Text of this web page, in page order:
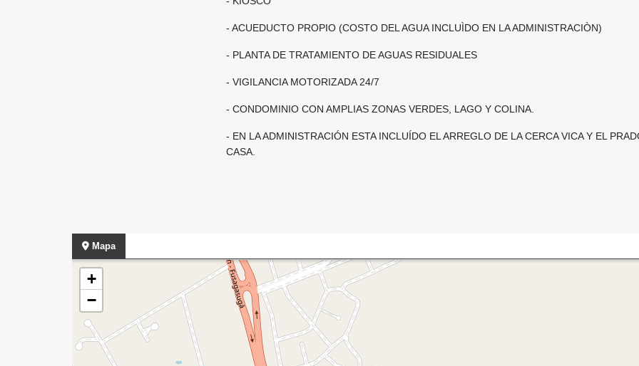
- ACUEDUCTO PROPIO (COSTO DEL AGUA INCLUÌDO EN LA ADMINISTRACIÒN)
- PLANTA DE TRATAMIENTO DE AGUAS RESIDUALES
- VIGILANCIA MOTORIZADA 24/7
- CONDOMINIO CON AMPLIAS ZONAS VERDES, LAGO Y COLINA.
- EN LA ADMINISTRACIÓN ESTA INCLUÍDO EL ARREGLO DE LA CERCA VICA Y EL
CASA.
Mapa
+
−